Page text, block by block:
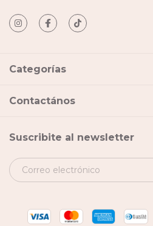
Categorías
Contactános
Suscribite al newsletter